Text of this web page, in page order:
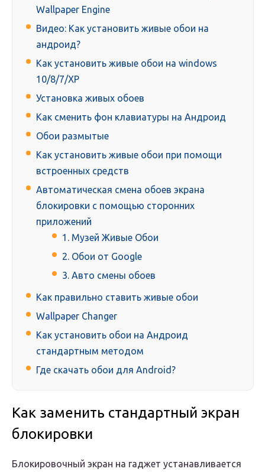
Wallpaper Engine
Видео: Как установить живые обои на
андроид?
Как установить живые обои на windows
10/8/7/XP
Установка живых обоев
Как сменить фон клавиатуры на Андроид
Обои размытые
Как установить живые обои при помощи
встроенных средств
Автоматическая смена обоев экрана
блокировки с помощью сторонних
приложений
1. Музей Живые Обои
2. Обои от Google
3. Авто смены обоев
Как правильно ставить живые обои
Wallpaper Changer
Как установить обои на Андроид
стандартным методом
Где скачать обои для Android?
Как заменить стандартный экран
блокировки
Блокировочный экран на гаджет устанавливается